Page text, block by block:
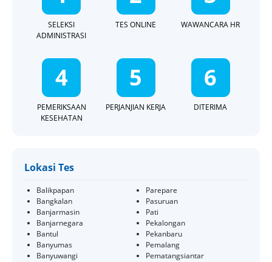
SELEKSI
ADMINISTRASI
TES ONLINE WAWANCARA HR
4
PEMERIKSAAN
KESEHATAN
5
PERJANJIAN KERJA
6
DITERIMA
Lokasi Tes
Balikpapan
Bangkalan
Banjarmasin
Banjarnegara
Bantul
Banyumas
Banyuwangi
Parepare
Pasuruan
Pati
Pekalongan
Pekanbaru
Pemalang
Pematangsiantar